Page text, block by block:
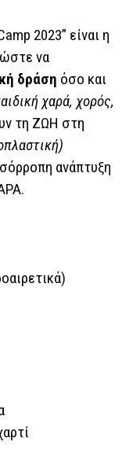
2023” είναι η
να
δράση όσο και
χαρά, χορός,
τη ΖΩΗ στη
ανάπτυξη